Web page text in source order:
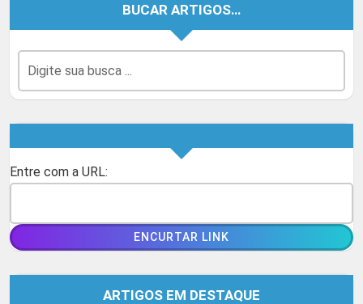
BUCAR ARTIGOS…
Entre com a URL:
ARTIGOS EM DESTAQUE